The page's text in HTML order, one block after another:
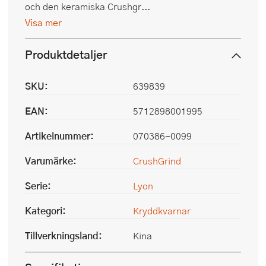
och den keramiska Crushgr...
Visa mer
Produktdetaljer
SKU:
639839
EAN:
5712898001995
Artikelnummer:
070386-0099
Varumärke:
CrushGrind
Serie:
Lyon
Kategori:
Kryddkvarnar
Tillverkningsland:
Kina